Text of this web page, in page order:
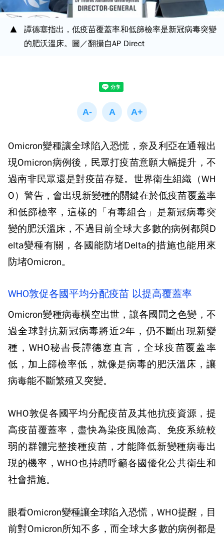
譚德塞指出，低疫苗覆蓋率和低篩檢率是新冠病毒突變
的肥沃溫床。圖／翻攝自AP Direct
Omicron變種讓全球陷入恐慌，奈及利亞在通報出
現Omicron病例後，民眾打疫苗意願大幅提升，不
過南非民眾還是對疫苗存疑。世界衛生組織（WH
O）警告，會出現新變種的關鍵在於低疫苗覆蓋率
和低篩檢率，這樣的「有毒組合」是新冠病毒突
變的肥沃溫床，不過目前全球大多數的病例都與D
elta變種有關，各國能防堵Delta的措施也能用來
防堵Omicron。
WHO敦促各國平均分配疫苗 以提高覆蓋率
Omicron變種病毒橫空出世，讓各國聞之色變，不
過全球對抗新冠病毒將近2年，仍不斷出現新變
種，WHO秘書長譚德塞直言，全球疫苗覆蓋率
低，加上篩檢率低，就像是病毒的肥沃溫床，讓
病毒能不斷繁殖又突變。
WHO敦促各國平均分配疫苗及其他抗疫資源，提
高疫苗覆蓋率，盡快為染疫風險高、免疫系統較
弱的群體完整接種疫苗，才能降低新變種病毒出
現的機率，WHO也持續呼籲各國優化公共衛生和
社會措施。
眼看Omicron變種讓全球陷入恐慌，WHO提醒，目
前對Omicron所知不多，而全球大多數的病例都是